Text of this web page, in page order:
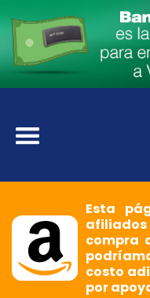
Esta
compra
costo
por